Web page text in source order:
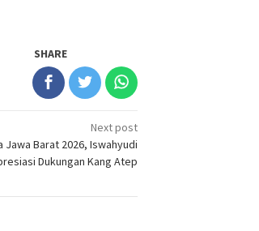
SHARE
Next post
Jawa Barat 2026, Iswahyudi
Dukungan Kang Atep